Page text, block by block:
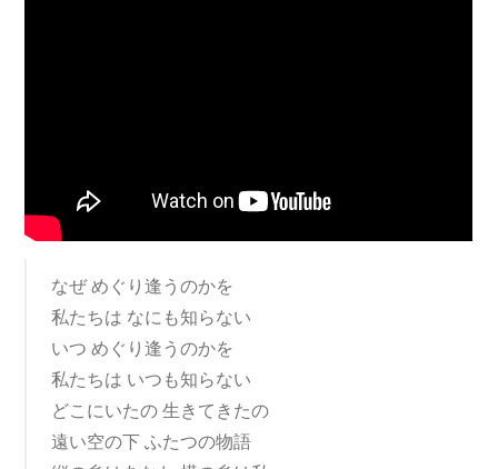
なぜ めぐり逢うのかを
私たちは なにも知らない
いつ めぐり逢うのかを
私たちは いつも知らない
どこにいたの 生きてきたの
遠い空の下 ふたつの物語